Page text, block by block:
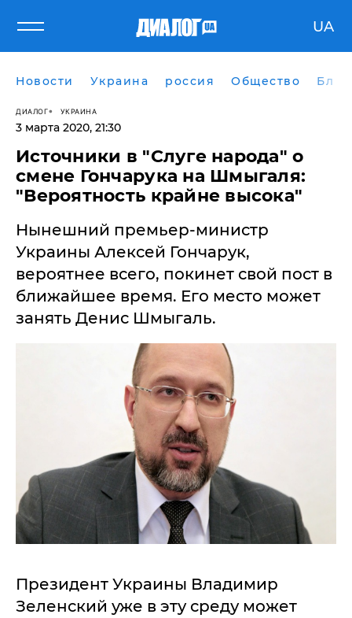
UA
Новости Украина россия Общество
ДИАЛОГ УКРАИНА
3 марта 2020, 21:30
Источники в "Слуге народа" о
смене Гончарука на Шмыгаля:
"Вероятность крайне высока"
Нынешний премьер-министр
Украины Алексей Гончарук,
вероятнее всего, покинет свой пост в
ближайшее время. Его место может
занять Денис Шмыгаль.
Президент Украины Владимир
Зеленский уже в эту среду может